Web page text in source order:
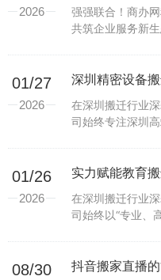
2026
强强联合！商办
共筑企业服务新
共享...
01/27
2026
在深圳搬迁行业
司始终专注深圳
搬迁再传捷...
01/26
2026
在深圳搬迁行业
司始终以“专业、
系和...
08/30